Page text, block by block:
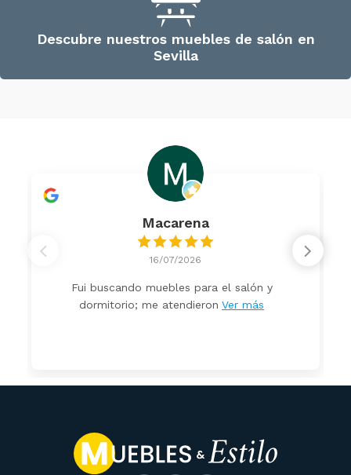
Descubre nuestros muebles de salón en
Sevilla
Macarena
16/07/2026
Fui buscando muebles para el salón y
dormitorio; me atendieron Ver más